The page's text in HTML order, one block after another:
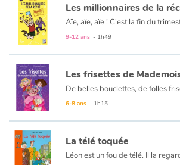
Les millionnaires de la
9-12 ans - 1h49
6-8 ans - 1h15
La télé toquée